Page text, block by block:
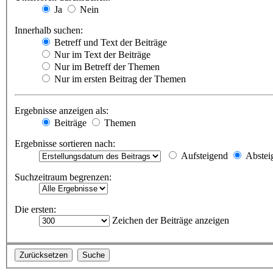
Ja
Nein
Innerhalb suchen:
Betreff und Text der Beiträge
Nur im Text der Beiträge
Nur im Betreff der Themen
Nur im ersten Beitrag der Themen
Ergebnisse anzeigen als:
Beiträge
Themen
Ergebnisse sortieren nach:
Aufsteigend
Suchzeitraum begrenzen:
Die ersten:
Zeichen der Beiträge anzeigen